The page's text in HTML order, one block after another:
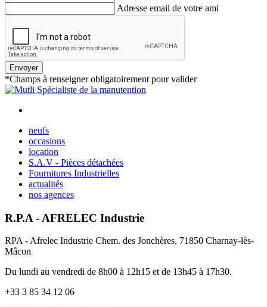
Adresse email de votre ami
Envoyer
*Champs à renseigner obligatoirement pour valider
neufs
occasions
location
S.A.V - Pièces détachées
Fournitures Industrielles
actualités
nos agences
R.P.A - AFRELEC Industrie
RPA - Afrelec Industrie Chem. des Jonchères, 71850 Charnay-lès-
Mâcon
Du lundi au vendredi de 8h00 à 12h15 et de 13h45 à 17h30.
+33 3 85 34 12 06